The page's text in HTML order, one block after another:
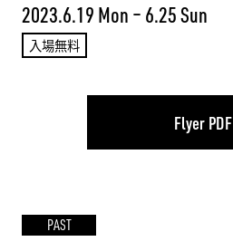
2023.6.19 Mon – 6.25 Sun
入場無料
Flyer PDF
PAST